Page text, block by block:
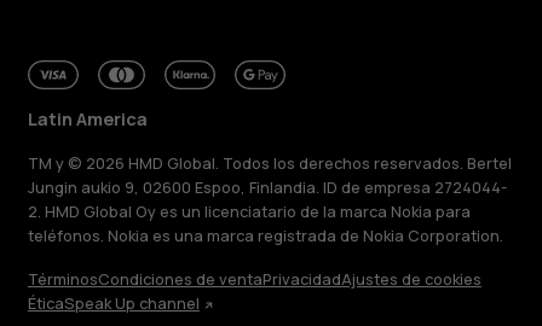
Latin America
TM y © 2026 HMD Global. Todos los derechos reservados. Bertel
Jungin aukio 9, 02600 Espoo, Finlandia. ID de empresa 2724044-
2. HMD Global Oy es un licenciatario de la marca Nokia para
teléfonos. Nokia es una marca registrada de Nokia Corporation.
TérminosCondiciones de ventaPrivacidadAjustes de cookies
ÉticaSpeak Up channel